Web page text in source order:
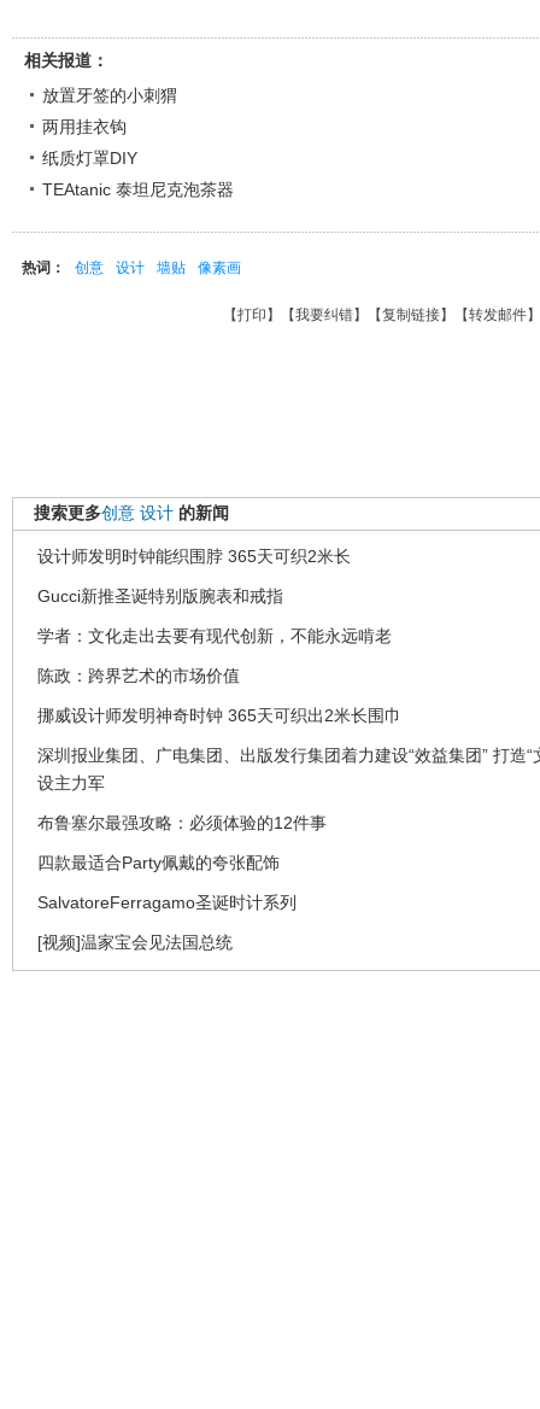
相关报道：
放置牙签的小刺猬
两用挂衣钩
纸质灯罩DIY
TEAtanic 泰坦尼克泡茶器
热词： 创意 设计 墙贴 像素画
【打印 】【我要纠错】【复制链接】【转发邮件
搜索更多创意 设计 的新闻
设计师发明时钟能织围脖 365天可织2米长
Gucci新推圣诞特别版腕表和戒指
学者：文化走出去要有现代创新，不能永远啃老
陈政：跨界艺术的市场价值
挪威设计师发明神奇时钟 365天可织出2米长围巾
深圳报业集团、广电集团、出版发行集团着力建设“效益集团” 打造“
设主力军
布鲁塞尔最强攻略：必须体验的12件事
四款最适合Party佩戴的夸张配饰
SalvatoreFerragamo圣诞时计系列
[视频]温家宝会见法国总统